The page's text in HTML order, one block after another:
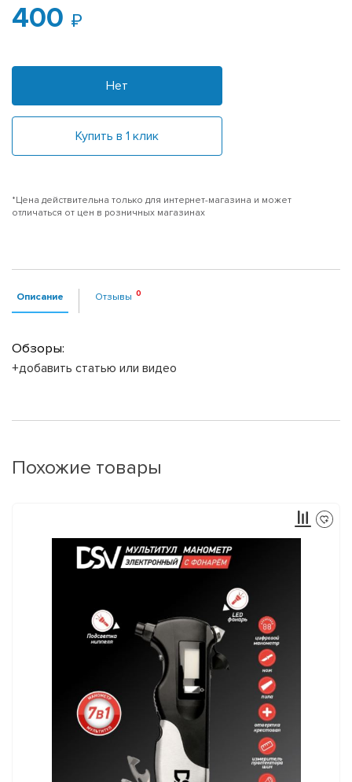
400
Нет
Купить в 1 клик
*Цена действительна только для интернет-магазина и может
отличаться от цен в розничных магазинах
Описание Отзывы
Обзоры:
+добавить статью или видео
Похожие товары